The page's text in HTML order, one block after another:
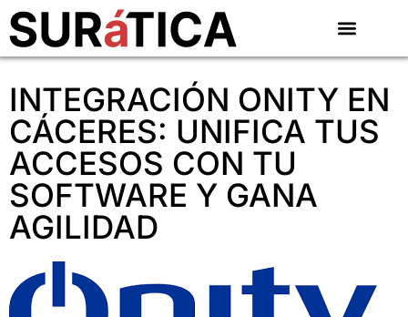
INTEGRACIÓN ONITY EN
CÁCERES: UNIFICA TUS
ACCESOS CON TU
SOFTWARE Y GANA
AGILIDAD